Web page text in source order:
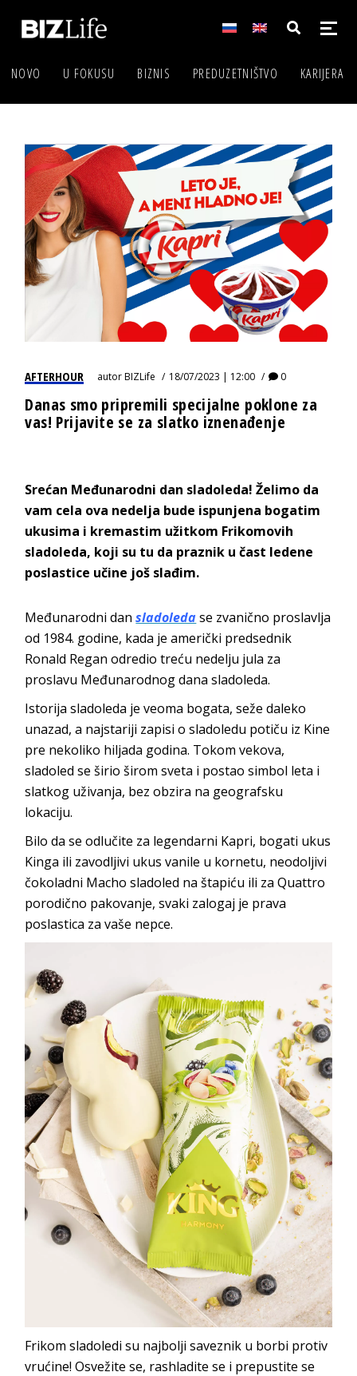
NOVO U FOKUSU BIZNIS PREDUZETNIŠTVO KARIJERA
AFTERHOUR autorBIZLife 18/07/2023 | 12:00 0
Danas smo pripremili specijalne poklone za
vas! Prijavite se za slatko iznenađenje
Srećan Međunarodni dan sladoleda! Želimo da
vam cela ova nedelja bude ispunjena bogatim
ukusima i kremastim užitkom Frikomovih
sladoleda, koji su tu da praznik u čast ledene
poslastice učine još slađim.
Međunarodni dansladoledase zvanično proslavlja
od 1984. godine, kada je američki predsednik
Ronald Regan odredio treću nedelju jula za
proslavu Međunarodnog dana sladoleda.
Istorija sladoleda je veoma bogata, seže daleko
unazad, a najstariji zapisi o sladoledu potiču iz Kine
pre nekoliko hiljada godina. Tokom vekova,
sladoled se širio širom sveta i postao simbol leta i
slatkog uživanja, bez obzira na geografsku
lokaciju.
Bilo da se odlučite za legendarni Kapri, bogati ukus
Kinga ili zavodljivi ukus vanile u kornetu, neodoljivi
čokoladni Macho sladoled na štapiću ili za Quattro
porodično pakovanje, svaki zalogaj je prava
poslastica za vaše nepce.
Frikom sladoledi su najbolji saveznik u borbi protiv
vrućine! Osvežite se, rashladite se i prepustite se